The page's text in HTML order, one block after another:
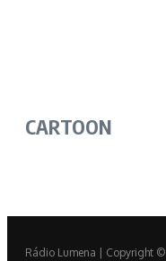
CARTOON
Rádio Lumena | Copyright